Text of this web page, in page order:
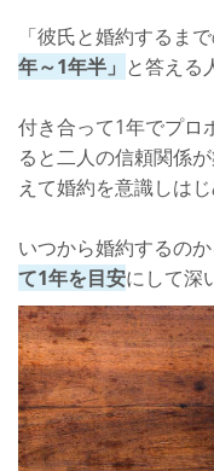
「彼氏と婚約するま
年～1年半」 と答える
付き合って1年でプロ
ると二人の信頼関係
えて婚約を意識しはじ
いつから婚約するの
て1年を目安にして深